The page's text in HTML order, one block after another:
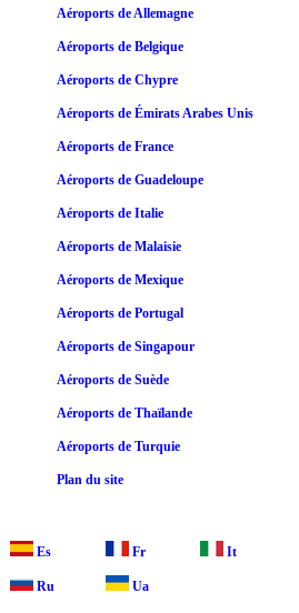
Aéroports de Allemagne
Aéroports de Belgique
Aéroports de Chypre
Aéroports de Émirats Arabes Unis
Aéroports de France
Aéroports de Guadeloupe
Aéroports de Italie
Aéroports de Malaisie
Aéroports de Mexique
Aéroports de Portugal
Aéroports de Singapour
Aéroports de Suède
Aéroports de Thaïlande
Aéroports de Turquie
Plan du site
Es Fr It
Ru Ua